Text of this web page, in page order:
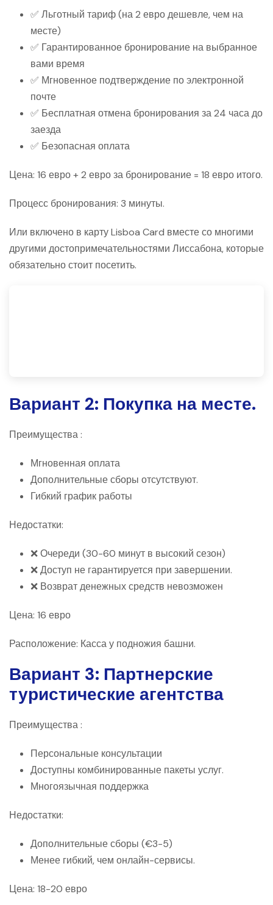
✅ Льготный тариф (на 2 евро дешевле, чем на
месте)
✅ Гарантированное бронирование на выбранное
вами время
✅ Мгновенное подтверждение по электронной
почте
✅ Бесплатная отмена бронирования за 24 часа до
заезда
✅ Безопасная оплата
Цена: 16 евро + 2 евро за бронирование = 18 евро итого.
Процесс бронирования: 3 минуты.
Или включено в карту Lisboa Card вместе со многими
другими достопримечательностями Лиссабона, которые
обязательно стоит посетить.
Вариант 2: Покупка на месте.
Преимущества :
Мгновенная оплата
Дополнительные сборы отсутствуют.
Гибкий график работы
Недостатки:
❌ Очереди (30-60 минут в высокий сезон)
❌ Доступ не гарантируется при завершении.
❌ Возврат денежных средств невозможен
Цена: 16 евро
Расположение: Касса у подножия башни.
Вариант 3: Партнерские
туристические агентства
Преимущества :
Персональные консультации
Доступны комбинированные пакеты услуг.
Многоязычная поддержка
Недостатки:
Дополнительные сборы (€3-5)
Менее гибкий, чем онлайн-сервисы.
Цена: 18-20 евро